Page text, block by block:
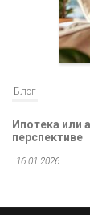
Блог
Ипотека или
перспективе
16.01.2026